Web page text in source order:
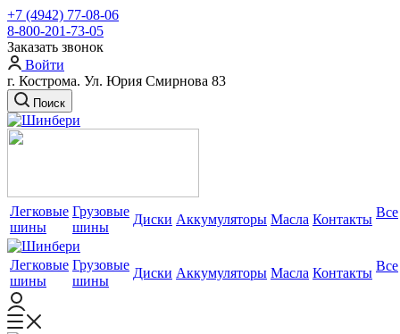
+7 (4942) 77-08-06
8-800-201-73-05
Заказать звонок
Войти
г. Кострома. Ул. Юрия Смирнова 83
Поиск
Легковые
шины
Грузовые
шины
Диски Аккумуляторы Масла Контакты Все
Легковые
шины
Грузовые
шины
Диски Аккумуляторы Масла Контакты Все